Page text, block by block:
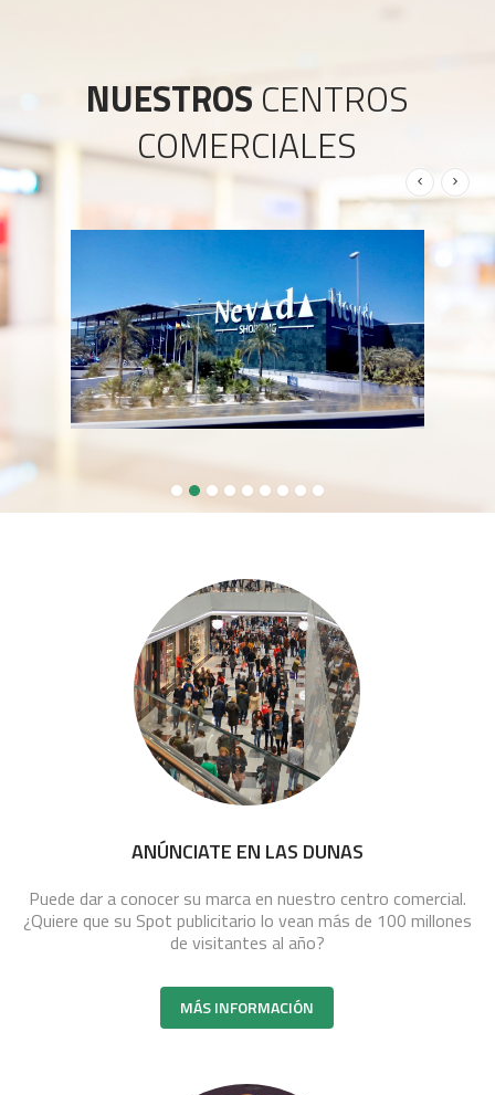
NUESTROS CENTROS
COMERCIALES
ANÚNCIATE EN LAS DUNAS
Puede dar a conocer su marca en nuestro centro comercial.
¿Quiere que su Spot publicitario lo vean más de 100 millones
de visitantes al año?
MÁS INFORMACIÓN